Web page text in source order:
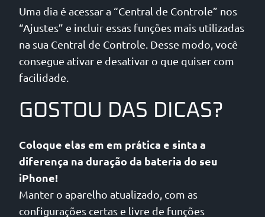
Uma dia é acessar a “Central de Controle” nos
“Ajustes” e incluir essas funções mais utilizadas
na sua Central de Controle. Desse modo, você
consegue ativar e desativar o que quiser com
facilidade.
GOSTOU DAS DICAS?
Coloque elas em em prática e sinta a
diferença na duração da bateria do seu
iPhone!
Manter o aparelho atualizado, com as
configurações certas e livre de funções